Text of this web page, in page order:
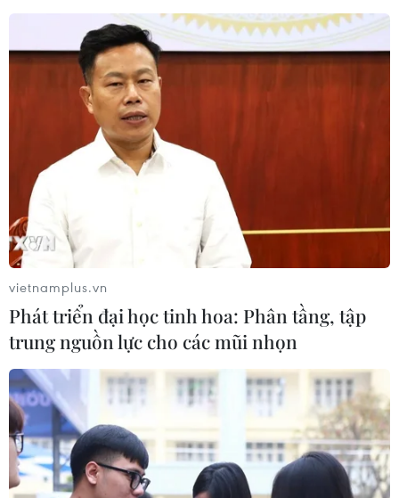
Thị trường xe điện tại Việt Nam có rất
nhiều dư địa phát triển
01/10/2021 12:57
Với dân số xấp xỉ 100 triệu người, trong đó có một nửa
sở hữu xe máy, thị trường xe điện hai bánh ở Việt Nam
còn rất nhiều dư địa phát triển.
vietnamplus.vn
Phát triển đại học tinh hoa: Phân tầng, tập
trung nguồn lực cho các mũi nhọn